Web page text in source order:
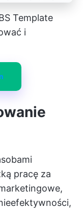
Template
i
pracę za